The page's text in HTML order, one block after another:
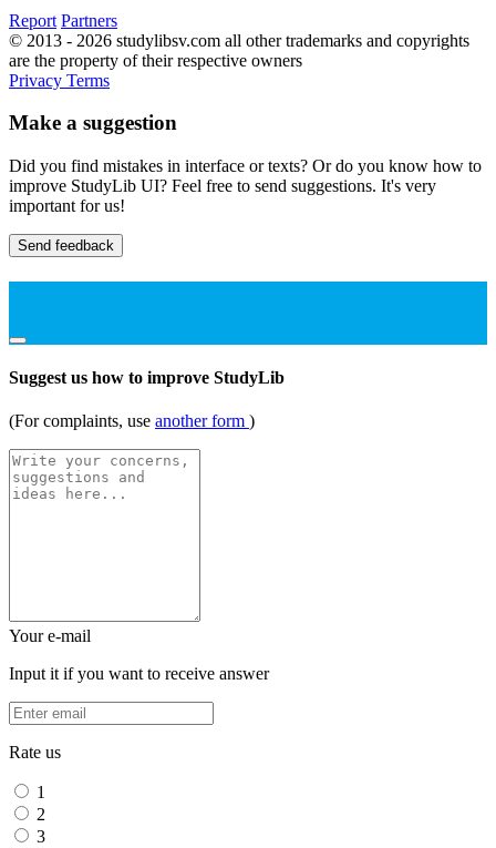
Report Partners
© 2013 - 2026 studylibsv.com all other trademarks and copyrights
are the property of their respective owners
Privacy Terms
Make a suggestion
Did you find mistakes in interface or texts? Or do you know how to
improve StudyLib UI? Feel free to send suggestions. It's very
important for us!
Send feedback
Suggest us how to improve StudyLib
(For complaints, use another form )
Your e-mail
Input it if you want to receive answer
Rate us
1
2
3